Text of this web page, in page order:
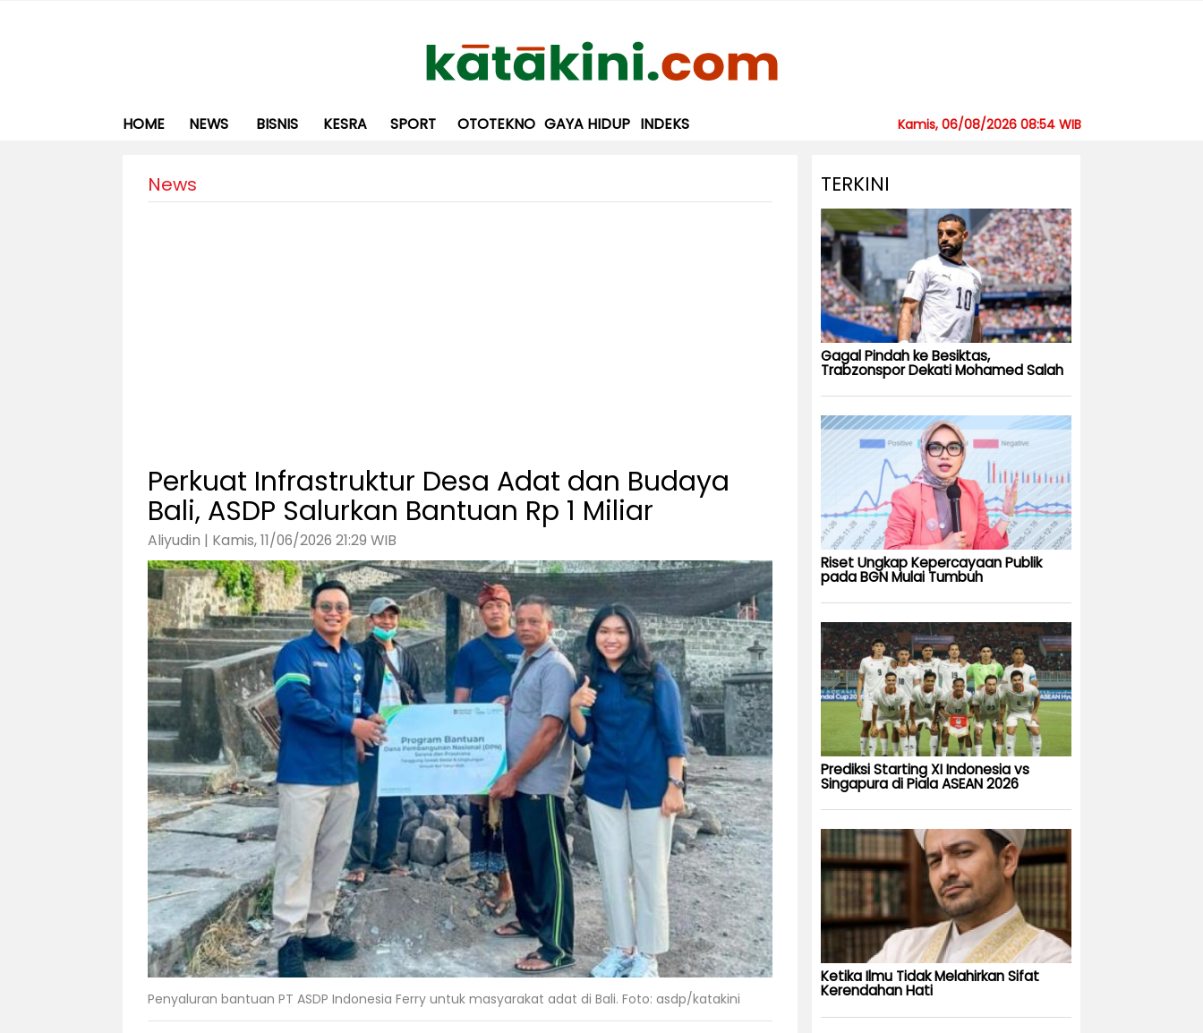
HOME NEWS BISNIS KESRA SPORT OTOTEKNO GAYA HIDUP INDEKS Kamis, 06/08/2026 08:54 WIB
News
Perkuat Infrastruktur Desa Adat dan Budaya
Bali, ASDP Salurkan Bantuan Rp 1 Miliar
Aliyudin | Kamis, 11/06/2026 21:29 WIB
Penyaluran bantuan PT ASDP Indonesia Ferry untuk masyarakat adat di Bali. Foto: asdp/katakini
TERKINI
Gagal Pindah ke Besiktas,
Trabzonspor Dekati Mohamed Salah
Riset Ungkap Kepercayaan Publik
pada BGN Mulai Tumbuh
Prediksi Starting XI Indonesia vs
Singapura di Piala ASEAN 2026
Ketika Ilmu Tidak Melahirkan Sifat
Kerendahan Hati